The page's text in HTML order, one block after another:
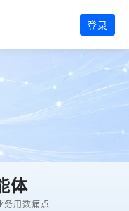
登录
体
务用数痛点